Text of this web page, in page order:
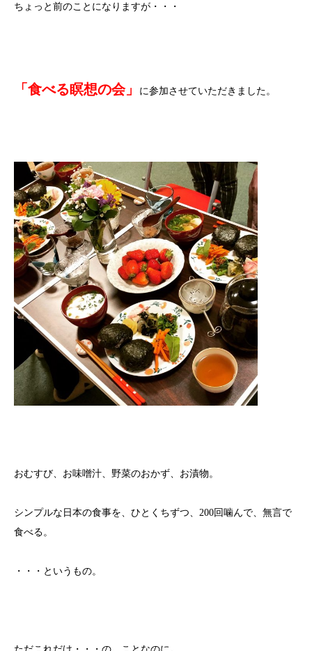
ちょっと前のことになりますが・・・
「食べる瞑想の会」 に参加させていただきました。
おむすび、お味噌汁、野菜のおかず、お漬物。
シンプルな日本の食事を、ひとくちずつ、200回噛んで、無言で
食べる。
・・・というもの。